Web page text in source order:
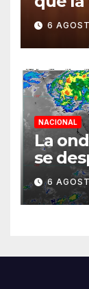
6
NACIONAL
La
se
6